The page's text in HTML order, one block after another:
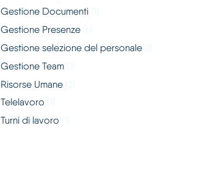
Gestione Documenti(1)
Gestione Presenze(6)
Gestione selezione del personale(1)
Gestione Team(1)
Risorse Umane(3)
Telelavoro
Turni di lavoro